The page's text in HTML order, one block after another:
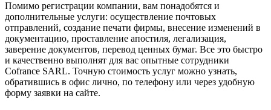
Помимо регистрации компании, вам понадобятся и
дополнительные услуги: осуществление почтовых
отправлений, создание печати фирмы, внесение изменений в
документацию, проставление апостиля, легализация,
заверение документов, перевод ценных бумаг. Все это быстро
и качественно выполнят для вас опытные сотрудники
Cofrance SARL. Точную стоимость услуг можно узнать,
обратившись в офис лично, по телефону или через удобную
форму заявки на сайте.